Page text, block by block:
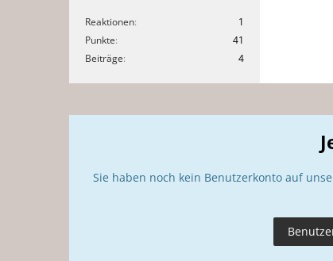
Reaktionen
1
Punkte
41
Beiträge
4
Sie haben noch kein Benutzerkonto auf